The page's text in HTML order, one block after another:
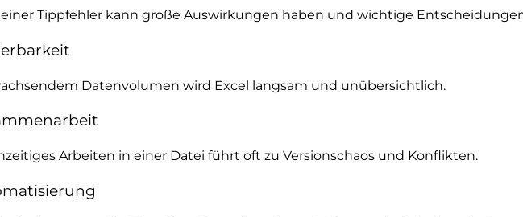
Tippfehler kann große Auswirkungen haben und wichtige
Datenvolumen wird Excel langsam und unübersichtlich.
Arbeiten in einer Datei führt oft zu Versionschaos und Konflikten.